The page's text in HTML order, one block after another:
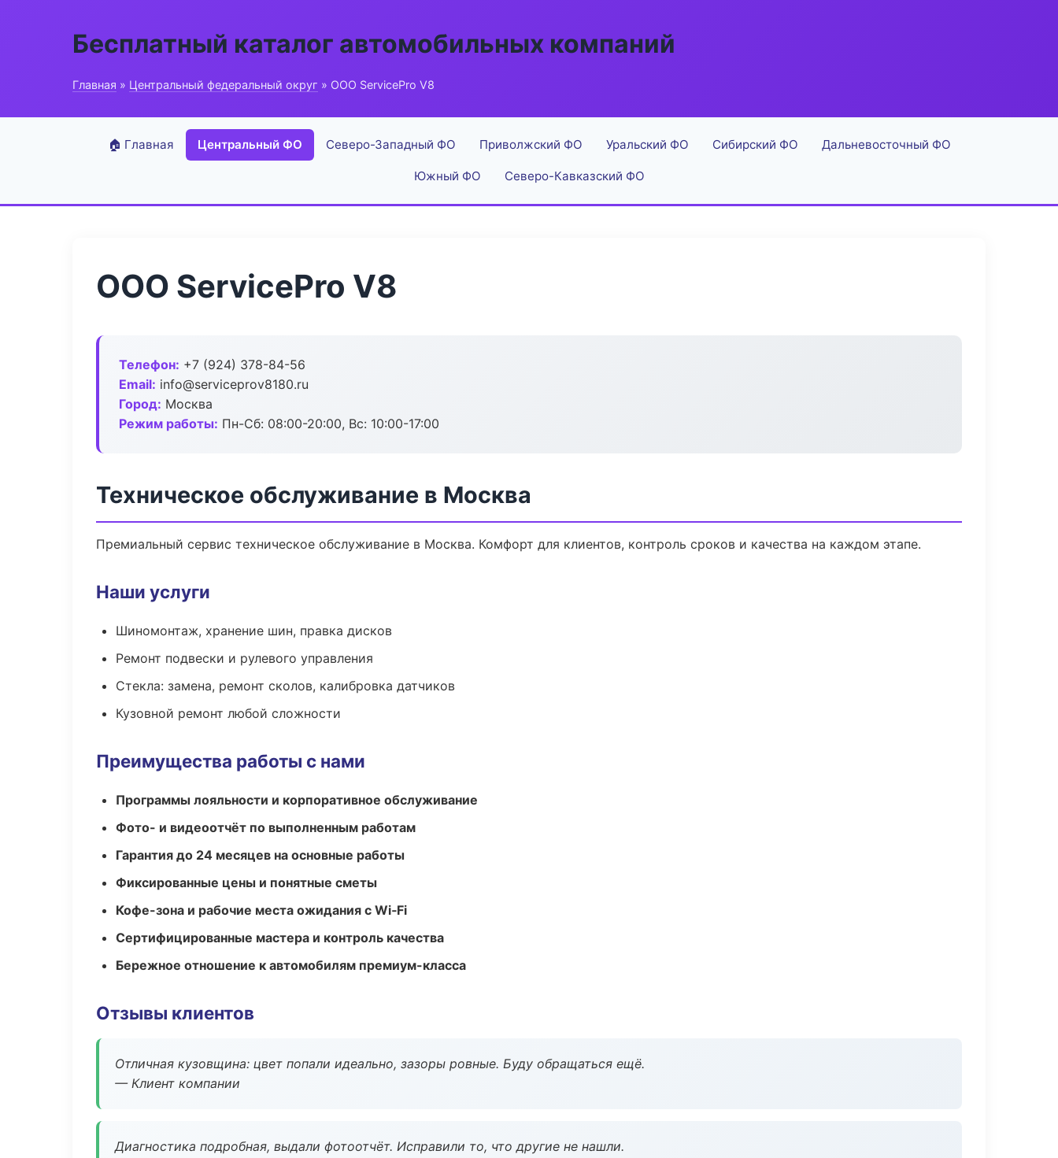
Бесплатный каталог автомобильных компаний
Главная » Центральный федеральный округ » ООО ServicePro V8
🏠 Главная Центральный ФО Северо-Западный ФО Приволжский ФО Уральский ФО Сибирский ФО Дальневосточный ФО
Южный ФО Северо-Кавказский ФО
ООО ServicePro V8
Телефон: +7 (924) 378-84-56
Email: info@serviceprov8180.ru
Город: Москва
Режим работы: Пн-Сб: 08:00-20:00, Вс: 10:00-17:00
Техническое обслуживание в Москва
Премиальный сервис техническое обслуживание в Москва. Комфорт для клиентов, контроль сроков и качества на каждом этапе.
Наши услуги
Шиномонтаж, хранение шин, правка дисков
Ремонт подвески и рулевого управления
Стекла: замена, ремонт сколов, калибровка датчиков
Кузовной ремонт любой сложности
Преимущества работы с нами
Программы лояльности и корпоративное обслуживание
Фото- и видеоотчёт по выполненным работам
Гарантия до 24 месяцев на основные работы
Фиксированные цены и понятные сметы
Кофе-зона и рабочие места ожидания с Wi‑Fi
Сертифицированные мастера и контроль качества
Бережное отношение к автомобилям премиум-класса
Отзывы клиентов
Отличная кузовщина: цвет попали идеально, зазоры ровные. Буду обращаться ещё.
— Клиент компании
Диагностика подробная, выдали фотоотчёт. Исправили то, что другие не нашли.